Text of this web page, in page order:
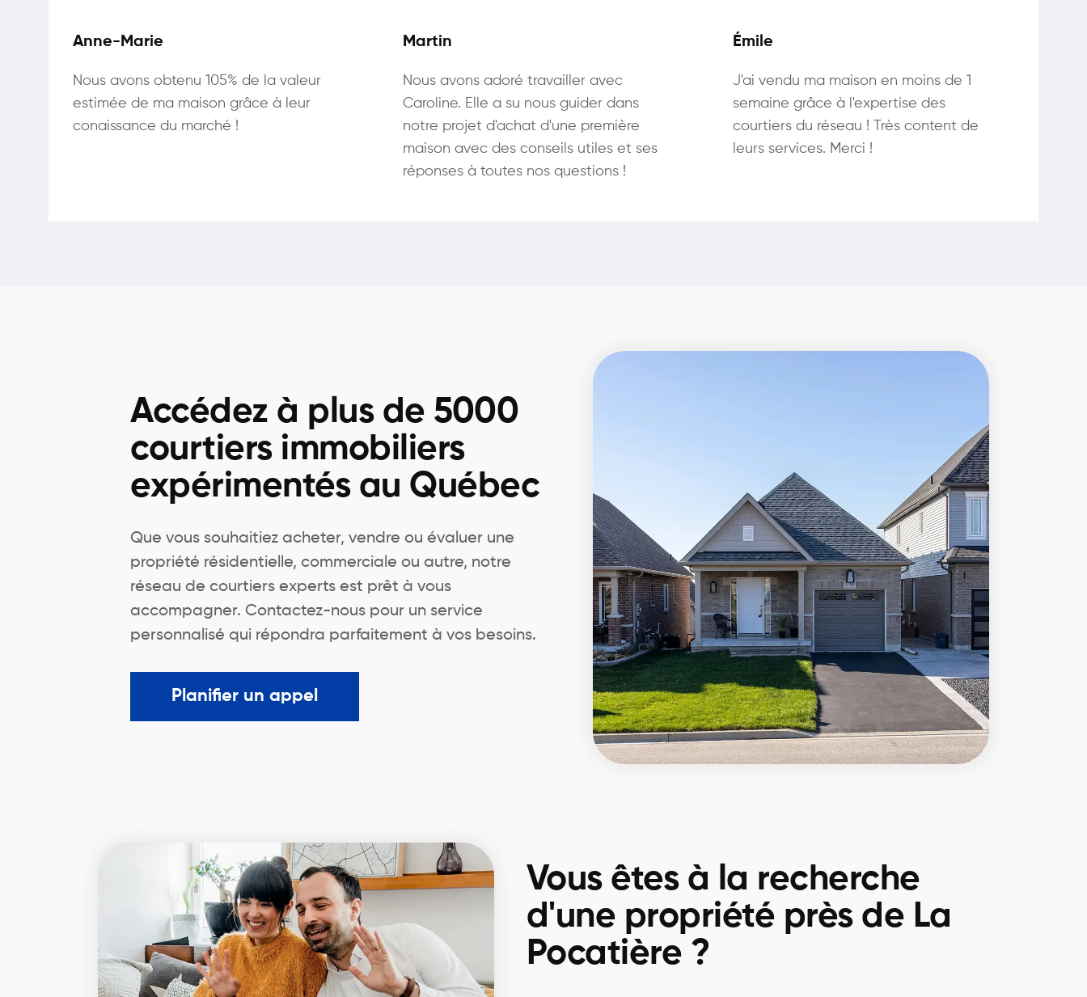
Anne-Marie
Nous avons obtenu 105% de la valeur
estimée de ma maison grâce à leur
conaissance du marché !
Martin
Nous avons adoré travailler avec
Caroline. Elle a su nous guider dans
notre projet d'achat d'une première
maison avec des conseils utiles et ses
réponses à toutes nos questions !
Émile
J'ai vendu ma maison en moins de 1
semaine grâce à l'expertise des
courtiers du réseau ! Très content de
leurs services. Merci !
Accédez à plus de 5000
courtiers immobiliers
expérimentés au Québec
Que vous souhaitiez acheter, vendre ou évaluer une
propriété résidentielle, commerciale ou autre, notre
réseau de courtiers experts est prêt à vous
accompagner. Contactez-nous pour un service
personnalisé qui répondra parfaitement à vos besoins.
Planifier un appel
Vous êtes à la recherche
d'une propriété près de La
Pocatière ?